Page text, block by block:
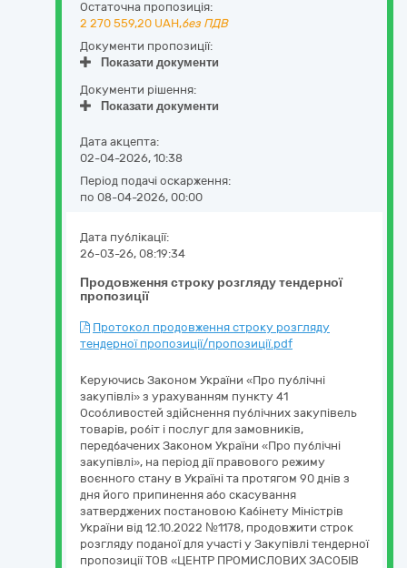
Остаточна пропозиція:
2 270 559,20 UAH,без ПДВ
Документи пропозиції:
Показати документи
Документи рішення:
Показати документи
Дата акцепта:
02-04-2026, 10:38
Період подачі оскарження:
по 08-04-2026, 00:00
Продовження строку розгляду тендерної
пропозиції
Дата публікації:
26-03-26, 08:19:34
Протокол продовження строку розгляду
тендерної пропозиції/пропозиції.pdf
Керуючись Законом України «Про публічні
закупівлі» з урахуванням пункту 41
Особливостей здійснення публічних закупівель
товарів, робіт і послуг для замовників,
передбачених Законом України «Про публічні
закупівлі», на період дії правового режиму
воєнного стану в Україні та протягом 90 днів з
дня його припинення або скасування
затверджених постановою Кабінету Міністрів
України від 12.10.2022 №1178, продовжити строк
розгляду поданої для участі у Закупівлі тендерної
пропозиції ТОВ «ЦЕНТР ПРОМИСЛОВИХ ЗАСОБІВ